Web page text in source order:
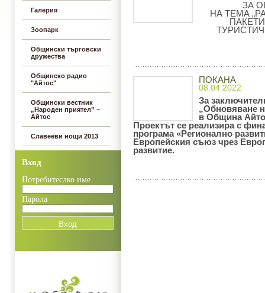
Галерия
Зоопарк
Общински търговски
дружества
Общинско радио
"Айтос"
Общински вестник
„Народен приятел” –
Айтос
Славееви нощи 2013
Вход
Потребитеслко име
Парола
ЗА
НА ТЕМА
ПОКАНА
08.04.2022
За
„Обновяване
в Община
Проектът се реализира с
програма «Регионално
Европейския съюз чрез
развитие.